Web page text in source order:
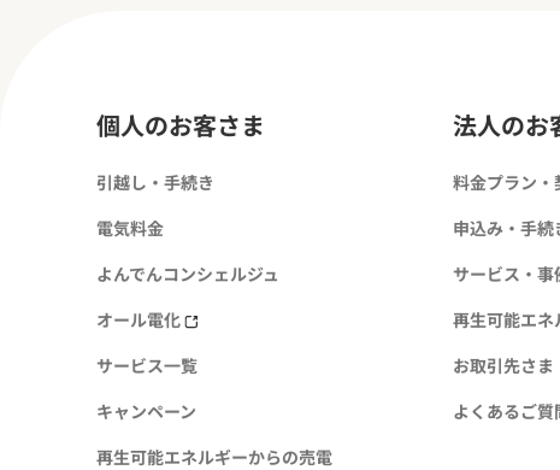
個人のお客さま
引越し・手続き
電気料金
よんでんコンシェルジュ
オール電化
サービス一覧
キャンペーン
再生可能エネルギーからの売電
法人のお
料金プラン・
申込み・手続
サービス・事
再生可能エ
お取引先さま
よくあるご